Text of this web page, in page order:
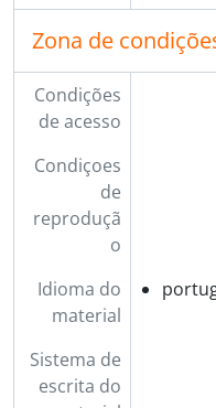
Zona de
Condições
de acesso
Condiçoes
de
reproduçã
o
Idioma do
material
Sistema de
escrita do